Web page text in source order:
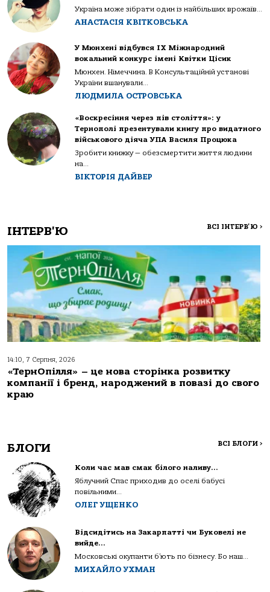
Україна може зібрати один із найбільших врожаїв...
АНАСТАСІЯ КВІТКОВСЬКА
У Мюнхені відбувся IX Міжнародний
вокальний конкурс імені Квітки Цісик
Мюнхен. Німеччина. В Консультаційній установі
України вшанували...
ЛЮДМИЛА ОСТРОВСЬКА
«Воскресіння через пів століття»: у
Тернополі презентували книгу про видатного
військового діяча УПА Василя Процюка
Зробити книжку — обезсмертити життя людини
на...
ВІКТОРІЯ ДАЙВЕР
ІНТЕРВ'Ю ВСІ ІНТЕРВ'Ю >
14:10, 7 Серпня, 2026
«ТернОпілля» – це нова сторінка розвитку
компанії і бренд, народжений в повазі до свого
краю
БЛОГИ ВСІ БЛОГИ >
Коли час мав смак білого наливу…
Яблучний Спас приходив до оселі бабусі
повільними...
ОЛЕГ УЩЕНКО
Відсидітись на Закарпатті чи Буковелі не
вийде…
Московські окупанти б’ють по бізнесу. Бо наш...
МИХАЙЛО УХМАН